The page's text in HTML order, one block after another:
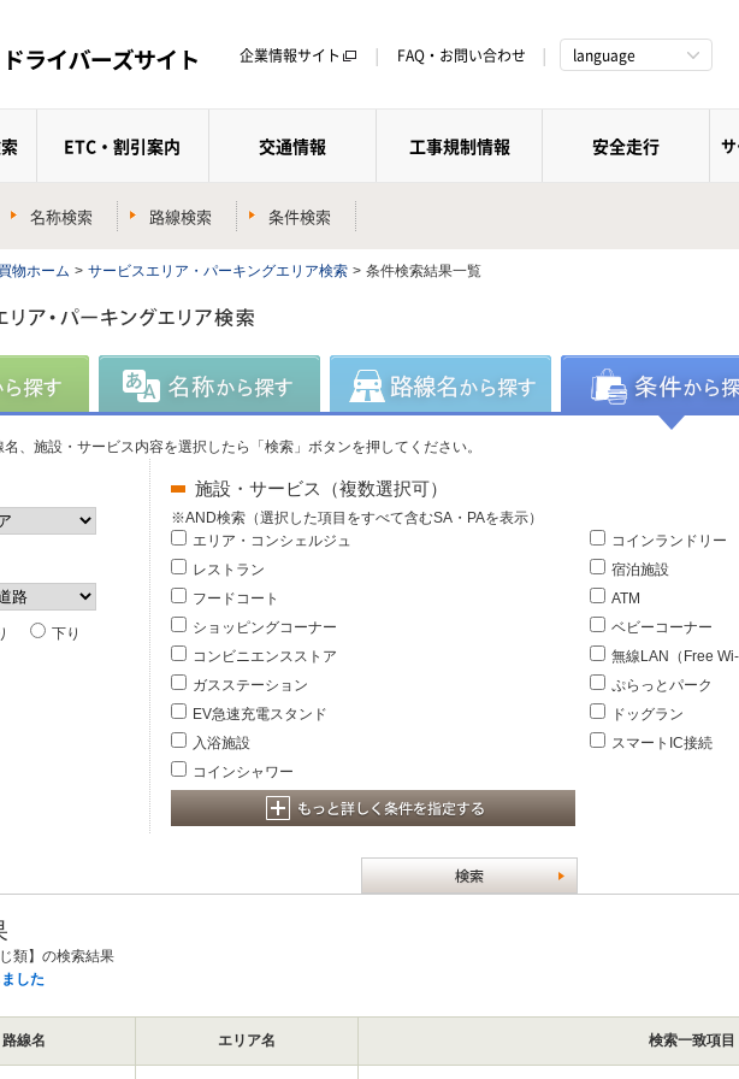
企業情報サイト FAQ・お問い合わせ language
ETC・割引案内 交通情報 工事規制情報 安全走行
名称検索 路線検索 条件検索
物ホーム > サービスエリア・パーキングエリア検索 > 条件検索結果一覧
、施設・サービス内容を選択したら「検索」ボタンを押してください。
下り
施設・サービス（複数選択可）
※AND検索（選択した項目をすべて含むSA・PAを表示）
エリア・コンシェルジュ
レストラン
フードコート
ショッピングコーナー
コンビニエンスストア
ガスステーション
EV急速充電スタンド
入浴施設
コインシャワー
コインランドリー
宿泊施設
ATM
ベビーコーナー
無線LAN（Free Wi-
ぷらっとパーク
ドッグラン
スマートIC接続
じ類】の検索結果
した
路線名 エリア名 検索一致項目